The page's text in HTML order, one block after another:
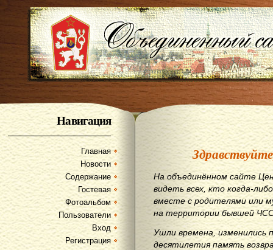
Навигация
Главная
Новости
Содержание
Гостевая
Фотоальбом
Пользователи
Вход
Регистрация
На объединённом сайте
видеть всех, кто когда-
вместе с родителями или
на территории бывшей
Ушли времена, изменились
десятилетия память